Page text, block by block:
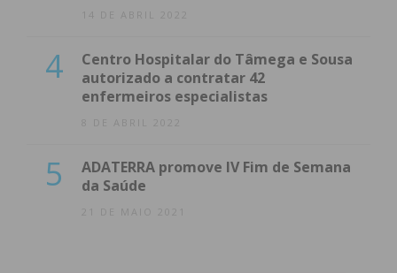
14 DE ABRIL 2022
4
Centro Hospitalar do Tâmega e Sousa
autorizado a contratar 42
enfermeiros especialistas
8 DE ABRIL 2022
5
ADATERRA promove IV Fim de Semana
da Saúde
21 DE MAIO 2021